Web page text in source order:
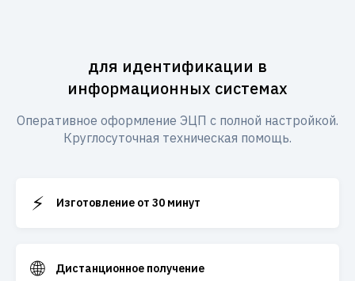
для идентификации в
информационных системах
Оперативное оформление ЭЦП с полной настройкой.
Круглосуточная техническая помощь.
⚡ Изготовление от 30 минут
🌐 Дистанционное получение